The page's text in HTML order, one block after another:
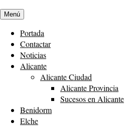
Menú
Portada
Contactar
Noticias
Alicante
Alicante Ciudad
Alicante Provincia
Sucesos en Alicante
Benidorm
Elche